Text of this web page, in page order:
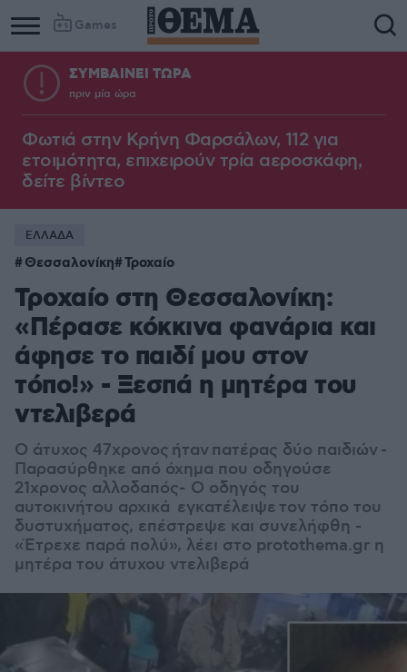
Games
ΣΥΜΒΑΙΝΕΙ ΤΩΡΑ
πριν μία ώρα
Φωτιά στην Κρήνη Φαρσάλων, 112 για
ετοιμότητα, επιχειρούν τρία αεροσκάφη,
δείτε βίντεο
ΕΛΛΑΔΑ
Θεσσαλονίκη Τροχαίο
Τροχαίο στη Θεσσαλονίκη:
«Πέρασε κόκκινα φανάρια και
άφησε το παιδί μου στον
τόπο!» - Ξεσπά η μητέρα του
ντελιβερά
Ο άτυχος 47χρονος ήταν πατέρας δύο παιδιών -
Παρασύρθηκε από όχημα που οδηγούσε
21χρονος αλλοδαπός- Ο οδηγός του
αυτοκινήτου αρχικά εγκατέλειψε τον τόπο του
δυστυχήματος, επέστρεψε και συνελήφθη -
«Έτρεχε παρά πολύ», λέει στο protothema.gr η
μητέρα του άτυχου ντελιβερά